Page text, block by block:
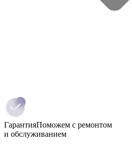
ГарантияПоможем с ремонтом
и обслуживанием